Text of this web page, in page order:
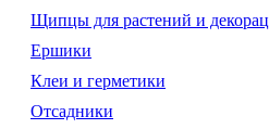
Щипцы для растений и
Ершики
Клеи и герметики
Отсадники